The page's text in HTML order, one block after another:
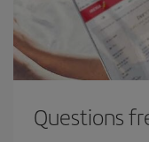
Questions